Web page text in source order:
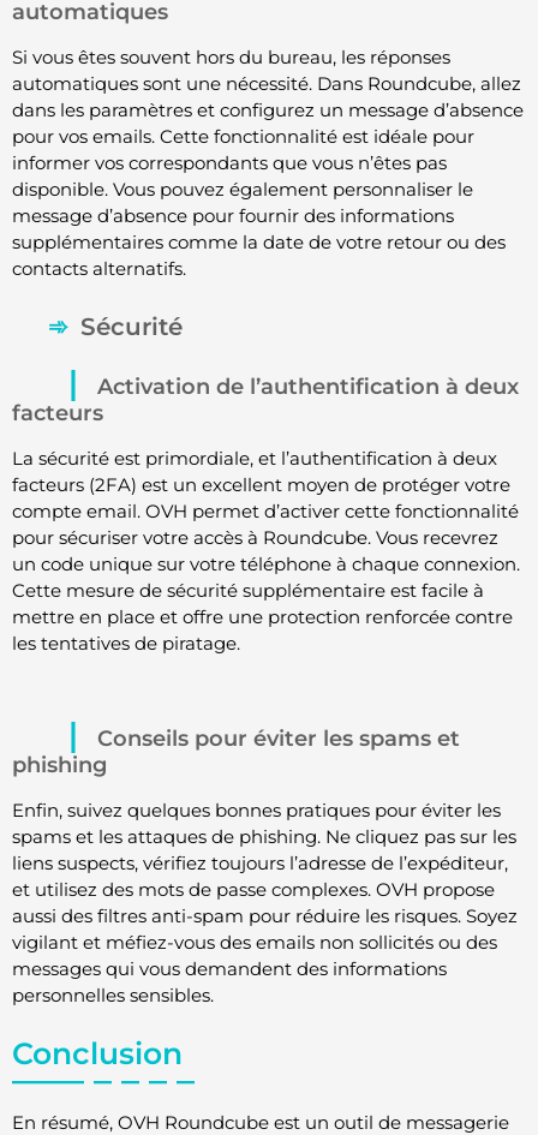
automatiques
Si vous êtes souvent hors du bureau, les réponses
automatiques sont une nécessité. Dans Roundcube, allez
dans les paramètres et configurez un message d’absence
pour vos emails. Cette fonctionnalité est idéale pour
informer vos correspondants que vous n’êtes pas
disponible. Vous pouvez également personnaliser le
message d’absence pour fournir des informations
supplémentaires comme la date de votre retour ou des
contacts alternatifs.
Sécurité
Activation de l’authentification à deux
facteurs
La sécurité est primordiale, et l’authentification à deux
facteurs (2FA) est un excellent moyen de protéger votre
compte email. OVH permet d’activer cette fonctionnalité
pour sécuriser votre accès à Roundcube. Vous recevrez
un code unique sur votre téléphone à chaque connexion.
Cette mesure de sécurité supplémentaire est facile à
mettre en place et offre une protection renforcée contre
les tentatives de piratage.
Conseils pour éviter les spams et
phishing
Enfin, suivez quelques bonnes pratiques pour éviter les
spams et les attaques de phishing. Ne cliquez pas sur les
liens suspects, vérifiez toujours l’adresse de l’expéditeur,
et utilisez des mots de passe complexes. OVH propose
aussi des filtres anti-spam pour réduire les risques. Soyez
vigilant et méfiez-vous des emails non sollicités ou des
messages qui vous demandent des informations
personnelles sensibles.
Conclusion
En résumé, OVH Roundcube est un outil de messagerie